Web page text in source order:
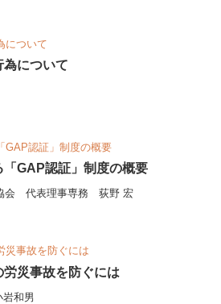
為について
「GAP認証」制度の概要
会 代表理事専務 荻野 宏
災事故を防ぐには
和男